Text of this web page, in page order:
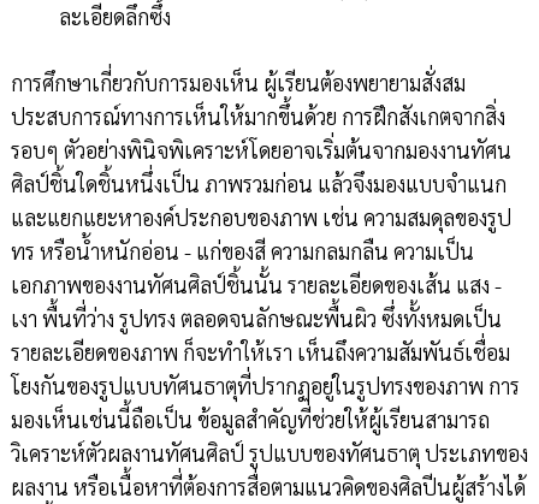
ละเอียดลึกซึ้ง
การศึกษาเกี่ยวกับการมองเห็น ผู้เรียนต้องพยายามสั่งสม
ประสบการณ์ทางการเห็นให้มากขึ้นด้วย การฝึกสังเกตจากสิ่ง
รอบๆ ตัวอย่างพินิจพิเคราะห์โดยอาจเริ่มต้นจากมองงานทัศน
ศิลป์ชิ้นใดชิ้นหนึ่งเป็น ภาพรวมก่อน แล้วจึงมองแบบจำแนก
และแยกแยะหาองค์ประกอบของภาพ เช่น ความสมดุลของรูป
ทร หรือน้ำหนักอ่อน - แก่ของสี ความกลมกลืน ความเป็น
เอกภาพของงานทัศนศิลป์ชิ้นนั้น รายละเอียดของเส้น แสง -
เงา พื้นที่ว่าง รูปทรง ตลอดจนลักษณะพื้นผิว ซึ่งทั้งหมดเป็น
รายละเอียดของภาพ ก็จะทำให้เรา เห็นถึงความสัมพันธ์เชื่อม
โยงกันของรูปแบบทัศนธาตุที่ปรากฏอยู่ในรูปทรงของภาพ การ
มองเห็นเช่นนี้ถือเป็น ข้อมูลสำคัญที่ช่วยให้ผู้เรียนสามารถ
วิเคราะห์ตัวผลงานทัศนศิลป์ รูปแบบของทัศนธาตุ ประเภทของ
ผลงาน หรือเนื้อหาที่ต้องการสื่อตามแนวคิดของศิลปีนผู้สร้างได้